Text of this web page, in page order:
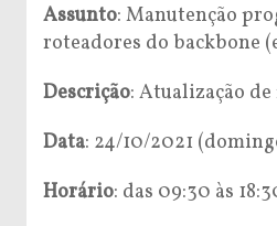
Assunto: Manutenção
roteadores do backbone
Descrição: Atualização
Data: 24/10/2021
Horário: das 09:30 às